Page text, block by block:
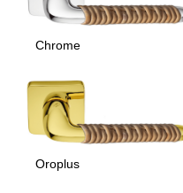
Chrome
Oroplus